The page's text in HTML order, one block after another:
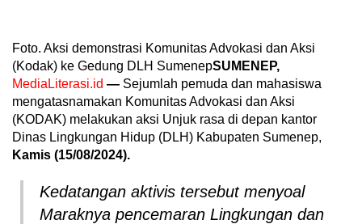
Foto. Aksi demonstrasi Komunitas Advokasi dan Aksi
(Kodak) ke Gedung DLH SumenepSUMENEP,
MediaLiterasi.id — Sejumlah pemuda dan mahasiswa
mengatasnamakan Komunitas Advokasi dan Aksi
(KODAK) melakukan aksi Unjuk rasa di depan kantor
Dinas Lingkungan Hidup (DLH) Kabupaten Sumenep,
Kamis (15/08/2024).
Kedatangan aktivis tersebut menyoal
Maraknya pencemaran Lingkungan dan